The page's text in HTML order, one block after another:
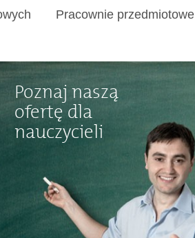
Pracownie przedmiotowe
Poznaj naszą
ofertę dla
nauczycieli